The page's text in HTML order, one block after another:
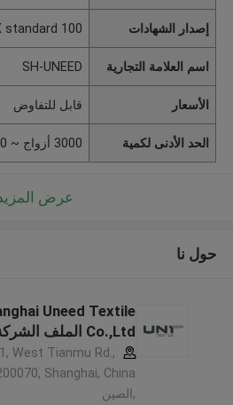
إصدار الشهادات standard 100
اسم العلامة التجارية SH-UNEED
الأسعار قابل للتفاوض
الحد الأدنى لكمية 3000 أزواج ~ 5000 أزواج
عرض
حول نا
Uneed Textile
Co.,Ltd الملف الشركة المصنعة
West Tianmu Rd.,
Shanghai, China
,الصين